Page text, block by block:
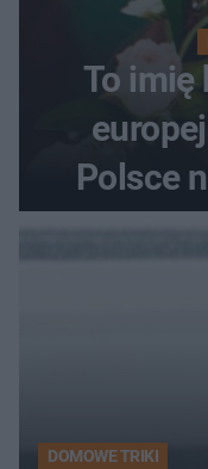
To imię
Polsce
DOMOWE TRIKI